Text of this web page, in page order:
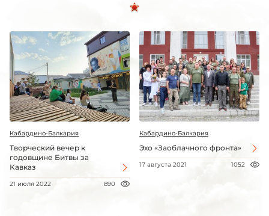
Кабардино-Балкария
Творческий вечер к
годовщине Битвы за
Кавказ
21 июля 2022 890
Кабардино-Балкария
Эхо «Заоблачного фронта»
17 августа 2021 1052